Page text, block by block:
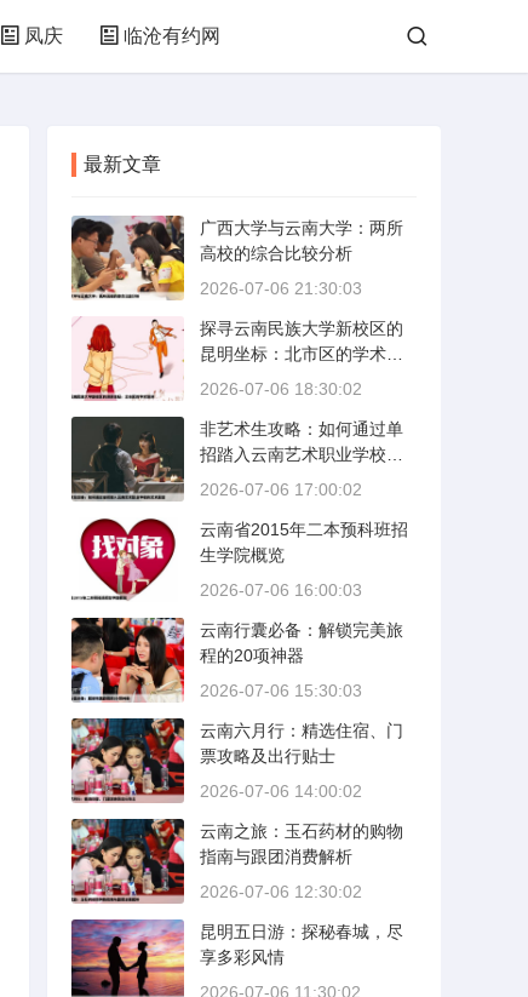
凤庆 临沧有约网
最新文章
广西大学与云南大学：两所
高校的综合比较分析
2026-07-06 21:30:03
探寻云南民族大学新校区的
昆明坐标：北市区的学术绿
洲
2026-07-06 18:30:02
非艺术生攻略：如何通过单
招踏入云南艺术职业学校的
艺术殿堂
2026-07-06 17:00:02
云南省2015年二本预科班招
生学院概览
2026-07-06 16:00:03
云南行囊必备：解锁完美旅
程的20项神器
2026-07-06 15:30:03
云南六月行：精选住宿、门
票攻略及出行贴士
2026-07-06 14:00:02
云南之旅：玉石药材的购物
指南与跟团消费解析
2026-07-06 12:30:02
昆明五日游：探秘春城，尽
享多彩风情
2026-07-06 11:30:02